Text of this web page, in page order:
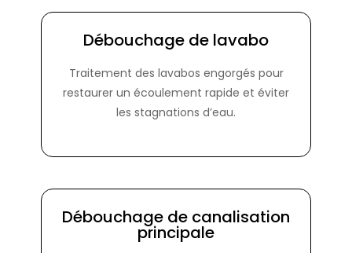
Débouchage de lavabo
Traitement des lavabos engorgés pour
restaurer un écoulement rapide et éviter
les stagnations d’eau.
Débouchage de canalisation
principale